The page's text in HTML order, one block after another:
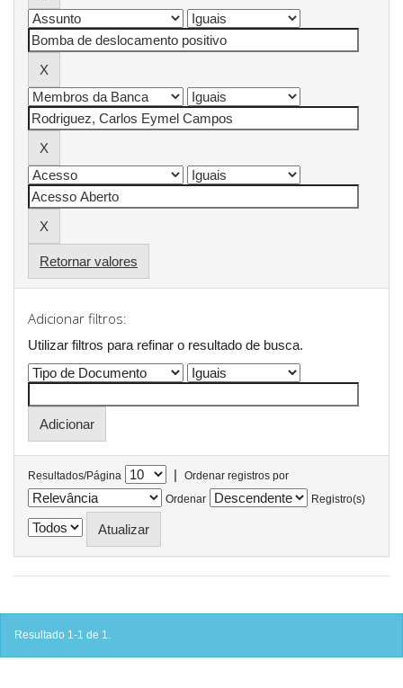
Retornar valores
Adicionar filtros:
Utilizar filtros para refinar o resultado de busca.
Resultados/Página |
Ordenar registros por
Ordenar
Registro(s)
Resultado 1-1 de 1.